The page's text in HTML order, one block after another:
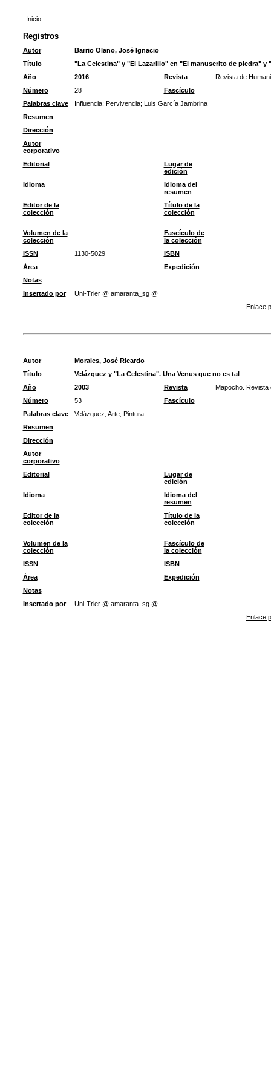
Inicio
Registros
Autor
Barrio Olano, José Ignacio
Título
"La Celestina" y "El Lazarillo" en "El manuscrito de piedra" y
Año
2016 Revista
Revista de
Número
28
Fascículo
Palabras clave
Influencia; Pervivencia; Luis García Jambrina
Resumen
Dirección
Autor
corporativo
Editorial
Lugar de
edición
Idioma
Idioma del
resumen
Editor de la
colección
Título de la
colección
Volumen de la
colección
Fascículo de
la colección
ISSN
1130-5029
ISBN
Área
Expedición
Notas
Insertado por
Uni-Trier @ amaranta_sg @
Enlace
Autor
Morales, José Ricardo
Título
Velázquez y "La Celestina". Una Venus que no es tal
Año
2003 Revista
Mapocho. Revista
Número
53
Fascículo
Palabras clave
Velázquez; Arte; Pintura
Resumen
Dirección
Autor
corporativo
Editorial
Lugar de
edición
Idioma
Idioma del
resumen
Editor de la
colección
Título de la
colección
Volumen de la
colección
Fascículo de
la colección
ISSN
ISBN
Área
Expedición
Notas
Insertado por
Uni-Trier @ amaranta_sg @
Enlace